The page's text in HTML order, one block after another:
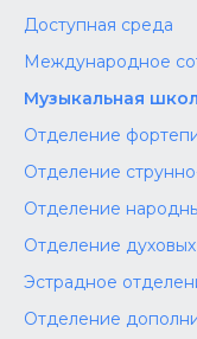
Доступная среда
Международное
Музыкальная
Отделение
Отделение
Отделение
Отделение
Эстрадное
Отделение